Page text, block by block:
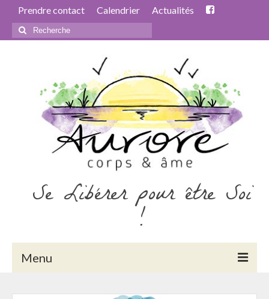
Prendre contact Calendrier Actualités
Rechercher
:
Se Libérer pour être Soi
!
Menu